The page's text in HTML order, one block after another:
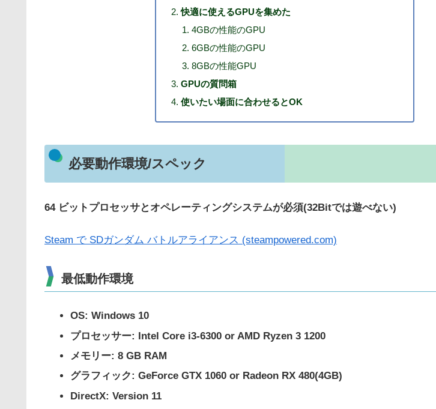
快適に使えるGPUを集めた
4GBの性能のGPU
6GBの性能のGPU
8GBの性能GPU
GPUの質問箱
使いたい場面に合わせるとOK
必要動作環境/スペック
64 ビットプロセッサとオペレーティングシステムが必須(32Bitでは遊べない)
Steam で SDガンダム バトルアライアンス (steampowered.com)
最低動作環境
OS: Windows 10
プロセッサー: Intel Core i3-6300 or AMD Ryzen 3 1200
メモリー: 8 GB RAM
グラフィック: GeForce GTX 1060 or Radeon RX 480(4GB)
DirectX: Version 11